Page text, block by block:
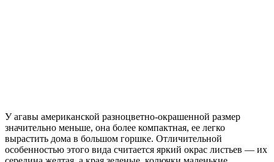
У агавы американской разноцветно-окрашенной размер
значительно меньше, она более компактная, ее легко
вырастить дома в большом горшке. Отличительной
особенностью этого вида считается яркий окрас листьев — их